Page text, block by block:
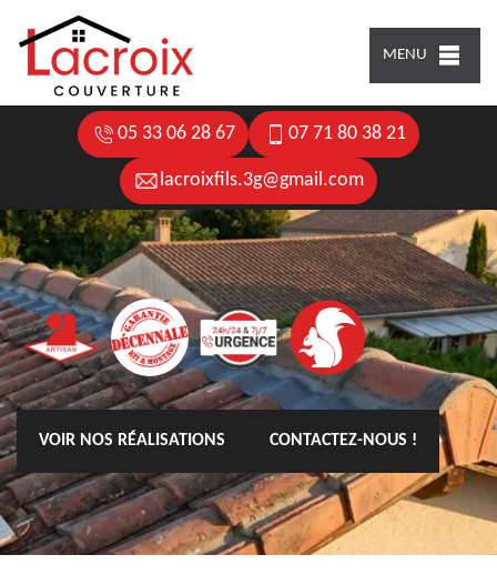
MENU
05 33 06 28 67 07 71 80 38 21
lacroixfils.3g@gmail.com
VOIR NOS RÉALISATIONS CONTACTEZ-NOUS !